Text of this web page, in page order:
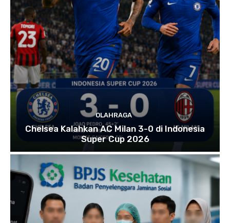
OLAHRAGA
Chelsea Kalahkan AC Milan 3-0 di Indonesia
Super Cup 2026